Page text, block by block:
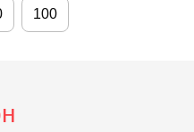
100